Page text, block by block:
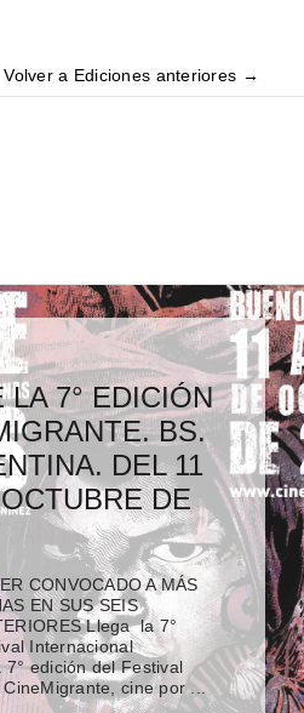
Volver a Ediciones anteriores →
Y PREMIOS
DEL
LA 7° EDICIÓN
BS.
DEL 11
DE
CONVOCADO A MÁS
EN SUS SEIS
Llega la 7°
Internacional
edición del Festival
cine por ...
DE
GIANLUCA
DE
DEL 2°
DE ARTE
EL MARCO
EN
CON
MUESTRA
EN
JULIO 2016